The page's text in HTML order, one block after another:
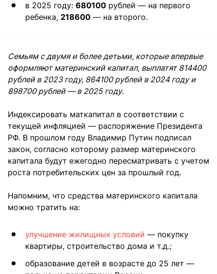
в 2025 году: 680100 рублей — на первого
ребенка, 218600 — на второго.
Семьям с двумя и более детьми, которые впервые
оформляют материнский капитал, выплатят 814400
рублей в 2023 году, 864100 рублей в 2024 году и
898700 рублей — в 2025 году.
Индексировать маткапитал в соответствии с
текущей инфляцией — распоряжение Президента
РФ. В прошлом году Владимир Путин подписал
закон, согласно которому размер материнского
капитала будут ежегодно пересматривать с учетом
роста потребительских цен за прошлый год.
Напомним, что средства материнского капитала
можно тратить на:
улучшение жилищных условий — покупку
квартиры, строительство дома и т.д.;
образование детей в возрасте до 25 лет —